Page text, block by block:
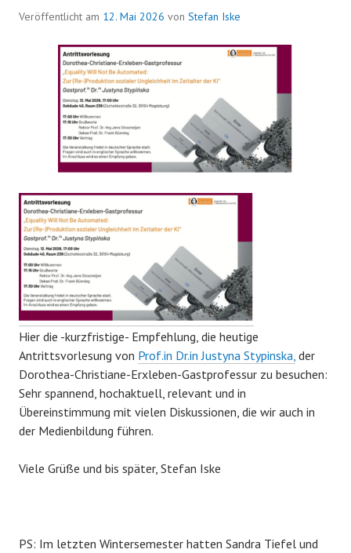
Veröffentlicht am 12. Mai 2026 von Stefan Iske
Hier die -kurzfristige- Empfehlung, die heutige
Antrittsvorlesung von Prof.in Dr.in Justyna Stypinska, der
Dorothea-Christiane-Erxleben-Gastprofessur zu besuchen:
Sehr spannend, hochaktuell, relevant und in
Übereinstimmung mit vielen Diskussionen, die wir auch in
der Medienbildung führen.
Viele Grüße und bis später, Stefan Iske
PS: Im letzten Wintersemester hatten Sandra Tiefel und